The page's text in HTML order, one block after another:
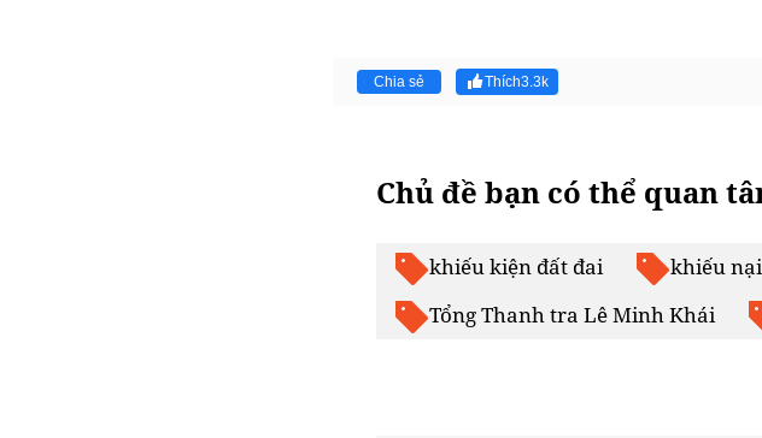
Chia sẻ Thích3.3k
Chủ đề bạn có thể quan
khiếu kiện đất đai
khiếu
Tổng Thanh tra Lê Minh Khái